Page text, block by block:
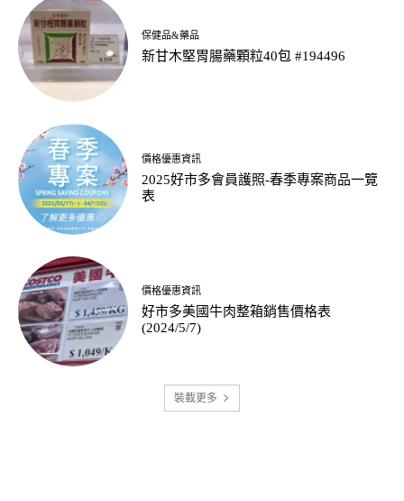
保健品&藥品
新甘木堅胃腸藥顆粒40包 #194496
價格優惠資訊
2025好市多會員護照-春季專案商品一覽
表
價格優惠資訊
好市多美國牛肉整箱銷售價格表
(2024/5/7)
裝載更多